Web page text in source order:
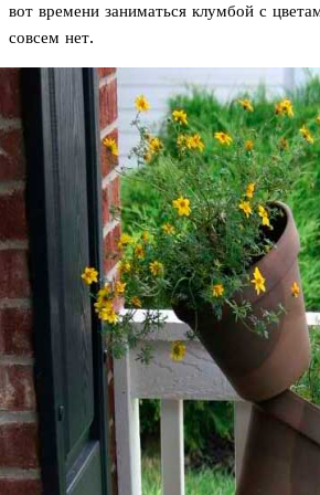
вот времени заниматься клумбой с
совсем нет.